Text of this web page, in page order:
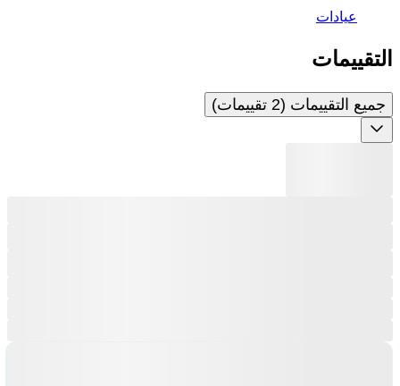
عيادات
التقييمات
جميع التقييمات (2 تقييمات)